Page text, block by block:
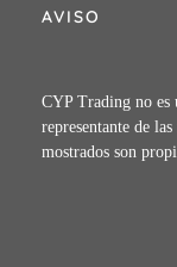
AVISO
CYP Trading no
representante de
mostrados son